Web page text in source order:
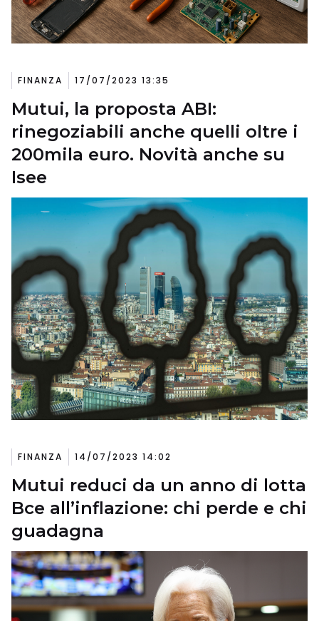
FINANZA 17/07/2023 13:35
Mutui, la proposta ABI:
rinegoziabili anche quelli oltre i
200mila euro. Novità anche su
Isee
FINANZA 14/07/2023 14:02
Mutui reduci da un anno di lotta
Bce all’inflazione: chi perde e chi
guadagna